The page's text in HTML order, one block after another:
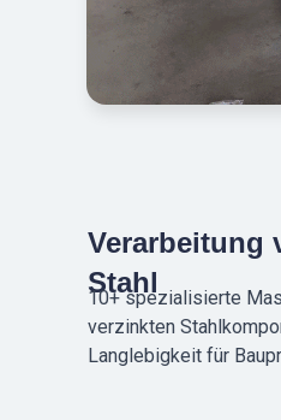
Verarbeitung
Stahl
10+ spezialisierte
verzinkten
Langlebigkeit für